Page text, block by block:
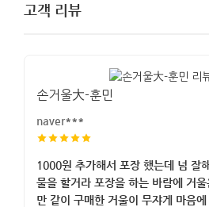
고객 리뷰
손거울大-훈민
naver***
1000원 추가해서 포장 했는데 넘 잘
물을 할거라 포장을 하는 바람에 거
만 같이 구매한 거울이 무쟈게 마음